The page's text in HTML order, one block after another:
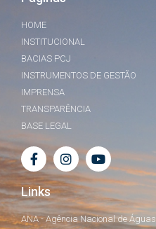
HOME
INSTITUCIONAL
BACIAS PCJ
INSTRUMENTOS DE GESTÃO
IMPRENSA
TRANSPARÊNCIA
BASE LEGAL
Links
ANA - Agência Nacional de Águas